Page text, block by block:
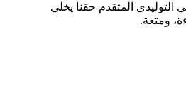
المتقدم حقنا يخلي
ومتعة.